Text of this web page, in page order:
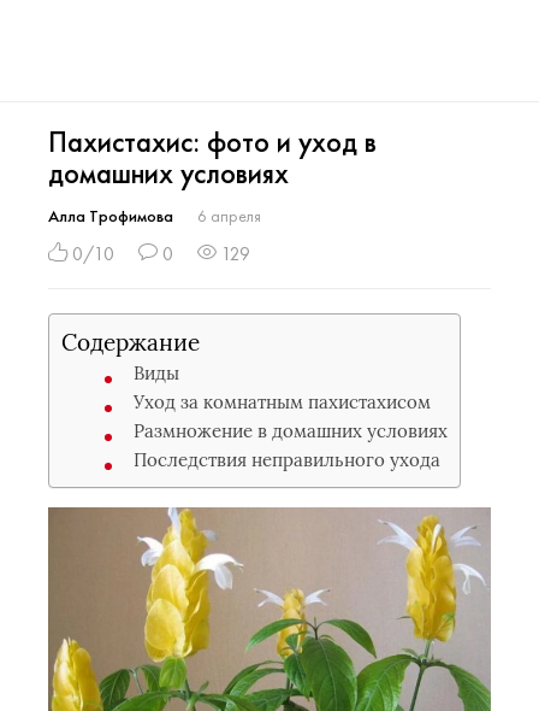
Пахистахис: фото и уход в
домашних условиях
Алла Трофимова 6 апреля
0/10 0 129
Содержание
Виды
Уход за комнатным пахистахисом
Размножение в домашних условиях
Последствия неправильного ухода